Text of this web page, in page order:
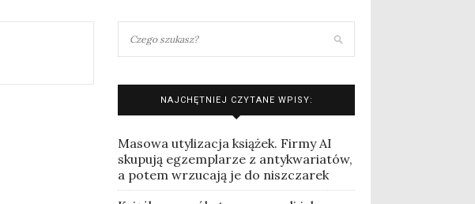
NAJCHĘTNIEJ CZYTANE WPISY:
Masowa utylizacja książek. Firmy AI
skupują egzemplarze z antykwariatów,
a potem wrzucają je do niszczarek